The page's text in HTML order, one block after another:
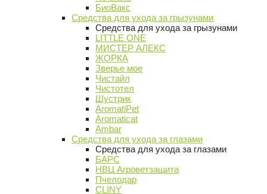
БиоВакс
Средства для ухода за грызунами
Средства для ухода за грызунами
LITTLE ONE
МИСТЕР АЛЕКС
ЖОРКА
Зверье мое
Чистайл
Чистотел
Шустрик
AromatiPet
Aromaticat
Ambar
Средства для ухода за глазами
Средства для ухода за глазами
БАРС
НВЦ Агроветзащита
Пчелодар
CLINY